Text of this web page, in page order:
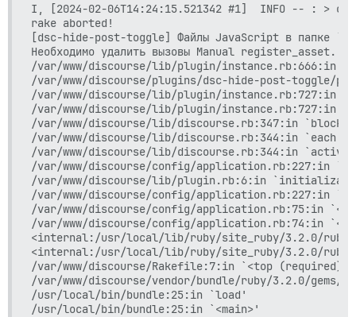
I, [2024-02-06T14:24:15.521342 #1]  INFO -- : >
rake aborted!
[dsc-hide-post-toggle] Файлы JavaScript в папке
Необходимо удалить вызовы Manual
/var/www/discourse/lib/plugin/instance.rb:666:in
/var/www/discourse/plugins/dsc-hide-post-
/var/www/discourse/lib/plugin/instance.rb:727:in
/var/www/discourse/lib/plugin/instance.rb:727:in
/var/www/discourse/lib/discourse.rb:347:in `block
/var/www/discourse/lib/discourse.rb:344:in `each'
/var/www/discourse/lib/discourse.rb:344:in
/var/www/discourse/config/application.rb:227:in
/var/www/discourse/lib/plugin.rb:6:in
/var/www/discourse/config/application.rb:227:in
/var/www/discourse/config/application.rb:75:in
/var/www/discourse/config/application.rb:74:in
<internal:/usr/local/lib/ruby/site_ruby/3.2.0/
<internal:/usr/local/lib/ruby/site_ruby/3.2.0/
/var/www/discourse/Rakefile:7:in `<top (required)>'
/var/www/discourse/vendor/bundle/ruby/3.2.0/
/usr/local/bin/bundle:25:in `load'
/usr/local/bin/bundle:25:in `<main>'